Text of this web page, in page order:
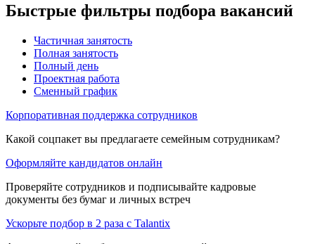
Быстрые фильтры подбора вакансий
Частичная занятость
Полная занятость
Полный день
Проектная работа
Сменный график
Корпоративная поддержка сотрудников
Какой соцпакет вы предлагаете семейным сотрудникам?
Оформляйте кандидатов онлайн
Проверяйте сотрудников и подписывайте кадровые
документы без бумаг и личных встреч
Ускорьте подбор в 2 раза с Talantix